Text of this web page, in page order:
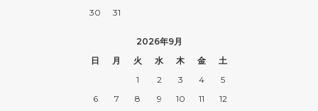
30
31
2026年9月
日
月 火 水 木 金
土
1
2 3 4
5
6
7 8 9 10 11
12